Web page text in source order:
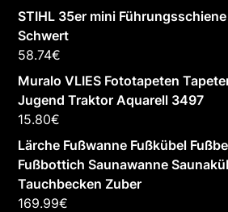
STIHL 35er mini
Schwert
58.74€
Muralo VLIES Fototapeten
Jugend Traktor Aquarell 3497
15.80€
Lärche Fußwanne Fußkübel
Fußbottich Saunawanne
Tauchbecken Zuber
169.99€